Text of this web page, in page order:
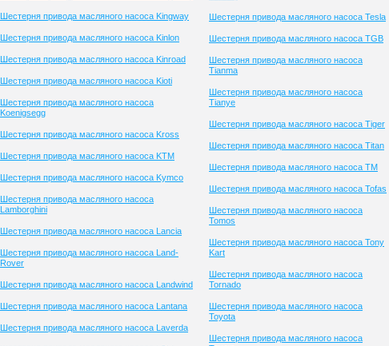
Шестерня привода масляного насоса Kingway
Шестерня привода масляного насоса Kinlon
Шестерня привода масляного насоса Kinroad
Шестерня привода масляного насоса Kioti
Шестерня привода масляного насоса
Koenigsegg
Шестерня привода масляного насоса Kross
Шестерня привода масляного насоса KTM
Шестерня привода масляного насоса Kymco
Шестерня привода масляного насоса
Lamborghini
Шестерня привода масляного насоса Lancia
Шестерня привода масляного насоса Land-
Rover
Шестерня привода масляного насоса Landwind
Шестерня привода масляного насоса Lantana
Шестерня привода масляного насоса Laverda
Шестерня привода масляного насоса Tesla
Шестерня привода масляного насоса TGB
Шестерня привода масляного насоса
Tianma
Шестерня привода масляного насоса
Tianye
Шестерня привода масляного насоса Tiger
Шестерня привода масляного насоса Titan
Шестерня привода масляного насоса TM
Шестерня привода масляного насоса Tofas
Шестерня привода масляного насоса
Tomos
Шестерня привода масляного насоса Tony
Kart
Шестерня привода масляного насоса
Tornado
Шестерня привода масляного насоса
Toyota
Шестерня привода масляного насоса